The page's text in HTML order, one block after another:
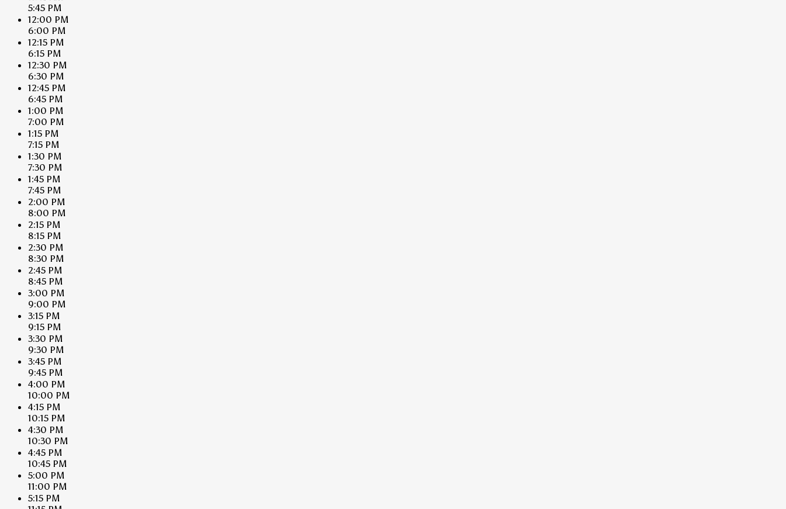
5:45 PM
12:00 PM
6:00 PM
12:15 PM
6:15 PM
12:30 PM
6:30 PM
12:45 PM
6:45 PM
1:00 PM
7:00 PM
1:15 PM
7:15 PM
1:30 PM
7:30 PM
1:45 PM
7:45 PM
2:00 PM
8:00 PM
2:15 PM
8:15 PM
2:30 PM
8:30 PM
2:45 PM
8:45 PM
3:00 PM
9:00 PM
3:15 PM
9:15 PM
3:30 PM
9:30 PM
3:45 PM
9:45 PM
4:00 PM
10:00 PM
4:15 PM
10:15 PM
4:30 PM
10:30 PM
4:45 PM
10:45 PM
5:00 PM
11:00 PM
5:15 PM